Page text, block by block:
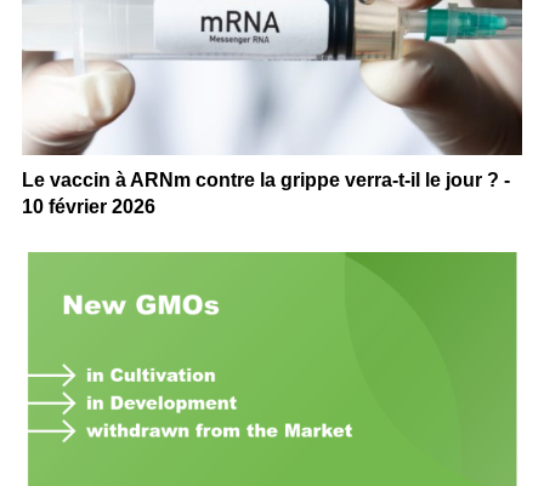
Le vaccin à ARNm contre la grippe verra-t-il le jour ? -
10 février 2026